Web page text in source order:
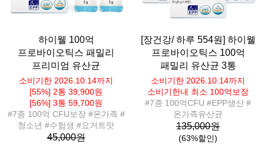
하이웰 100억
프로바이오틱스 패밀리
프리미엄 유산균
소비기한 2026.10.14까지
[55%] 2통 39,900원
[56%] 3통 59,700원
#7종 100억 CFU보장 #온가족 #
청소년 #수험생 #요거트맛
45,000원
[장건강/ 하루 554원] 하이웰
프로바이오틱스 100억
패밀리 유산균 3통
소비기한 2026.10.14까지
소비기한내 최소 100억보장
#7종 100억CFU #EPP생산 #
온가족유산균
135,000원
(63%할인)